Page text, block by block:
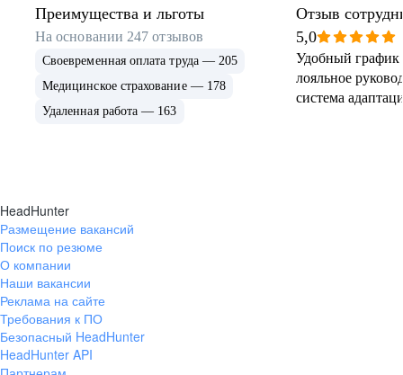
Преимущества и льготы
На основании 247 отзывов
Своевременная оплата труда — 205
Медицинское страхование — 178
Удаленная работа — 163
Отзыв
5,0
Удобный график
лояльное
система
HeadHunter
Размещение вакансий
Поиск по резюме
О компании
Наши вакансии
Реклама на сайте
Требования к ПО
Безопасный HeadHunter
HeadHunter API